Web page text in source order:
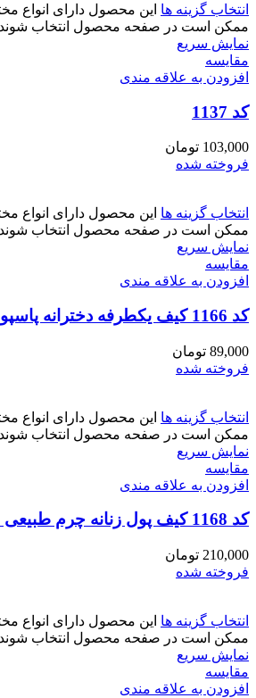
انتخاب گزینه ها این محصول دارای انواع
ممکن است در صفحه محصول انتخاب شوند
نمایش سریع
مقايسه
افزودن به علاقه مندی
کد 1137
103,000 تومان
فروخته شده
انتخاب گزینه ها این محصول دارای انواع
ممکن است در صفحه محصول انتخاب شوند
نمایش سریع
مقايسه
افزودن به علاقه مندی
کد 1166 کیف یکطرفه دخترانه پاسپورتی خرگوشی
89,000 تومان
فروخته شده
انتخاب گزینه ها این محصول دارای انواع
ممکن است در صفحه محصول انتخاب شوند
نمایش سریع
مقايسه
افزودن به علاقه مندی
کد 1168 کیف پول زنانه چرم طبیعی نینو
210,000 تومان
فروخته شده
انتخاب گزینه ها این محصول دارای انواع
ممکن است در صفحه محصول انتخاب شوند
نمایش سریع
مقايسه
افزودن به علاقه مندی